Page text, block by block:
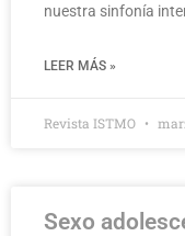
nuestra sinfonía
LEER MÁS »
Revista ISTMO
Sexo